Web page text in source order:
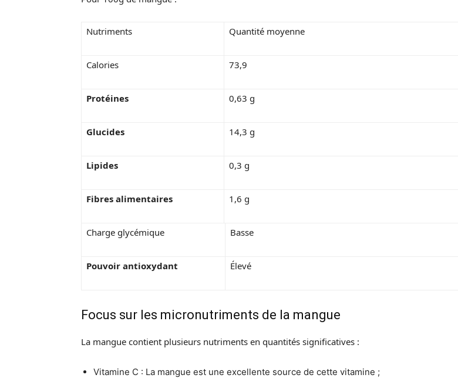
Nutriments Quantité moyenne
Calories 73,9
Protéines 0,63 g
Glucides 14,3 g
Lipides 0,3 g
Fibres alimentaires 1,6 g
Charge glycémique Basse
Pouvoir antioxydant Élevé
Focus sur les micronutriments de la mangue
La mangue contient plusieurs nutriments en quantités significatives :
Vitamine C : La mangue est une excellente source de cette vitamine ;